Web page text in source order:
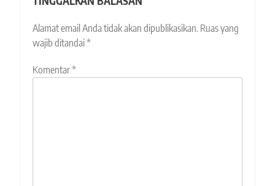
Alamat email Anda tidak akan dipublikasikan. Ruas yang
wajib ditandai*
Komentar*